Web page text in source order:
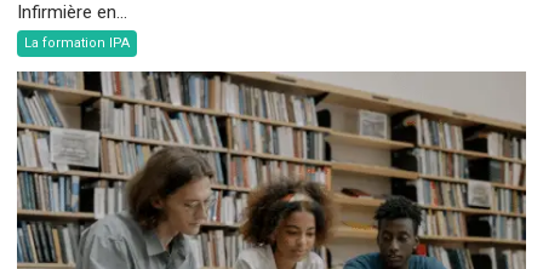
Infirmière en...
La formation IPA